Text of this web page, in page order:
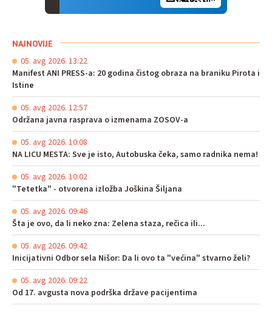
NAJNOVIJE
05. avg 2026. 13:22
Manifest ANI PRESS-a: 20 godina čistog obraza na braniku Pirota i
Istine
05. avg 2026. 12:57
Održana javna rasprava o izmenama ZOSOV-a
05. avg 2026. 10:08
NA LICU MESTA: Sve je isto, Autobuska čeka, samo radnika nema!
05. avg 2026. 10:02
"Tetetka" - otvorena izložba Joškina Šiljana
05. avg 2026. 09:46
Šta je ovo, da li neko zna: Zelena staza, rečica ili...
05. avg 2026. 09:42
Inicijativni Odbor sela Nišor: Da li ovo ta "većina" stvarno želi?
05. avg 2026. 09:22
Od 17. avgusta nova podrška države pacijentima